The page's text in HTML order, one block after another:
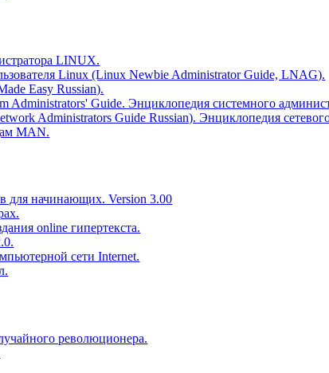
LINUX.
Linux (Linux Newbie Administrator Guide, LNAG).
Easy Russian).
Administrators' Guide. Энциклопедия системного
Administrators Guide Russian). Энциклопедия
MAN.
для начинающих. Version 3.00
online гипертекста.
сети Internet.
революционера.